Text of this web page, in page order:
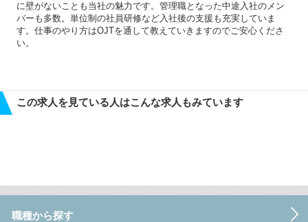
に壁がないことも当社の魅力です。管理職となった中途入社のメン
バーも多数。単位制の社員研修など入社後の支援も充実していま
す。仕事のやり方はOJTを通して教えていきますのでご安心くださ
い。
この求人を見ている人はこんな求人もみています
職種から探す